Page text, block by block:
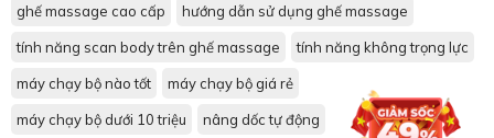
ghế massage cao cấp hướng dẫn sử dụng ghế massage
tính năng scan body trên ghế massage tính năng không trọng lực
máy chạy bộ nào tốt máy chạy bộ giá rẻ
máy chạy bộ dưới 10 triệu nâng dốc tự động